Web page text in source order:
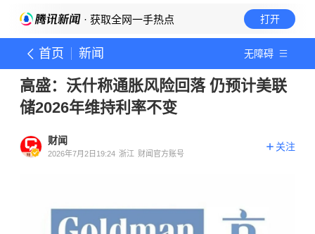
· 获取全网一手热点 打开
首页 新闻 无障碍
高盛：沃什称通胀风险回落 仍预计美联
储2026年维持利率不变
财闻
2026年7月2日19:24 浙江 财闻官方账号
关注